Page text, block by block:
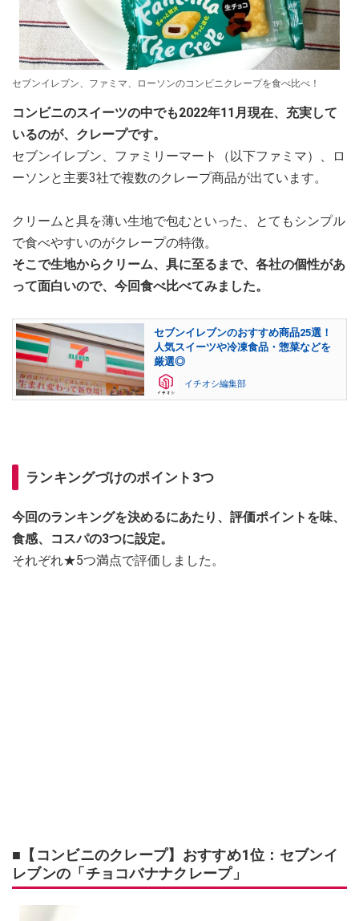
セブンイレブン、ファミマ、ローソンのコンビニクレープを食べ比べ！
コンビニのスイーツの中でも2022年11月現在、充実して
いるのが、クレープです。
セブンイレブン、ファミリーマート（以下ファミマ）、ロ
ーソンと主要3社で複数のクレープ商品が出ています。
クリームと具を薄い生地で包むといった、とてもシンプル
で食べやすいのがクレープの特徴。
そこで生地からクリーム、具に至るまで、各社の個性があ
って面白いので、今回食べ比べてみました。
セブンイレブンのおすすめ商品25選！
人気スイーツや冷凍食品・惣菜などを
厳選◎
イチオシ編集部
ランキングづけのポイント3つ
今回のランキングを決めるにあたり、評価ポイントを味、
食感、コスパの3つに設定。
それぞれ★5つ満点で評価しました。
■【コンビニのクレープ】おすすめ1位：セブンイ
レブンの「チョコバナナクレープ」